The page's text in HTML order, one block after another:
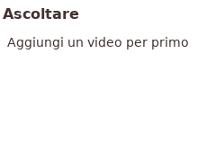
Ascoltare
Aggiungi un video per primo